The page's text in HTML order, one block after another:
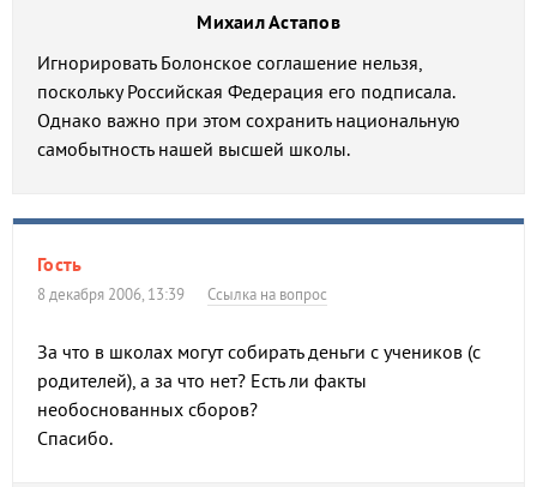
Михаил Астапов
Игнорировать Болонское соглашение нельзя,
поскольку Российская Федерация его подписала.
Однако важно при этом сохранить национальную
самобытность нашей высшей школы.
Гость
8 декабря 2006, 13:39 Ссылка на вопрос
За что в школах могут собирать деньги с учеников (с
родителей), а за что нет? Есть ли факты
необоснованных сборов?
Спасибо.